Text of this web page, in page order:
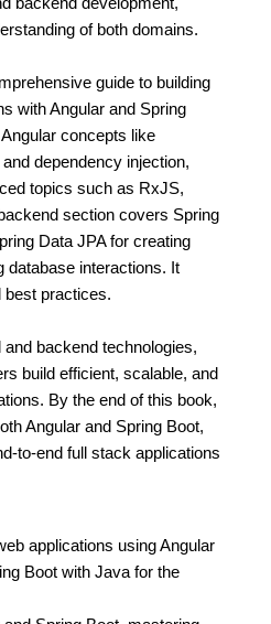
of both domains.
guide to building
with Angular and Spring
concepts like
dependency injection,
topics such as RxJS,
section covers Spring
Data JPA for creating
database interactions. It
best practices.
backend technologies,
build efficient, scalable, and
By the end of this book,
Angular and Spring Boot,
to-end full stack applications
applications using Angular
Boot with Java for the